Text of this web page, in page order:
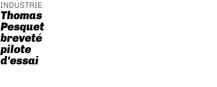
INDUSTRIE
Thomas
Pesquet
breveté
pilote
d'essai